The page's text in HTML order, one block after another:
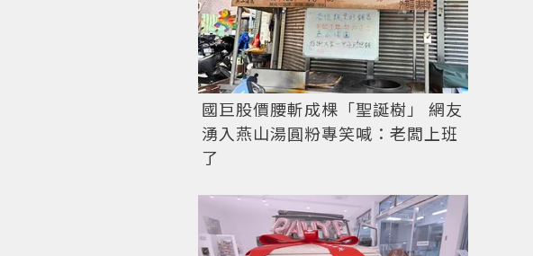
國巨股價腰斬成棵「聖誕樹」 網友
湧入燕山湯圓粉專笑喊：老闆上班
了